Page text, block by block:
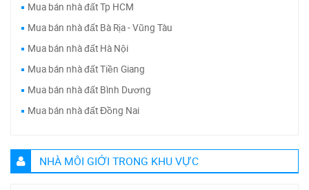
Mua bán nhà đất Tp HCM
Mua bán nhà đất Bà Rịa - Vũng Tàu
Mua bán nhà đất Hà Nội
Mua bán nhà đất Tiền Giang
Mua bán nhà đất Bình Dương
Mua bán nhà đất Đồng Nai
NHÀ MÔI GIỚI TRONG KHU VỰC